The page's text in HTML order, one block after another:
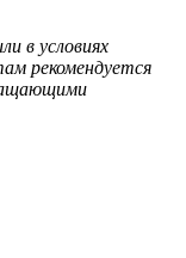
в условиях
рекомендуется